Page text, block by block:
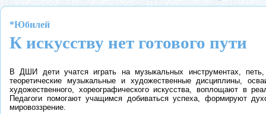
*Юбилей
К искусству нет готового пути
В ДШИ дети учатся играть на музыкальных инструментах, петь,
теоретические музыкальные и художественные дисциплины,
художественного, хореографического искусства, воплощают в
Педагоги помогают учащимся добиваться успеха, формируют
мировоззрение.